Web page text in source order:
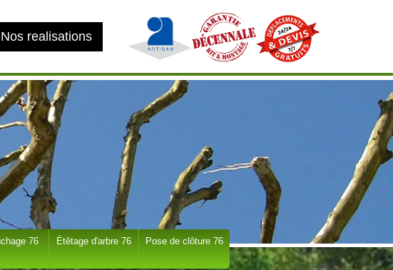
Nos realisations
76 Étêtage d'arbre 76 Pose de clôture 76